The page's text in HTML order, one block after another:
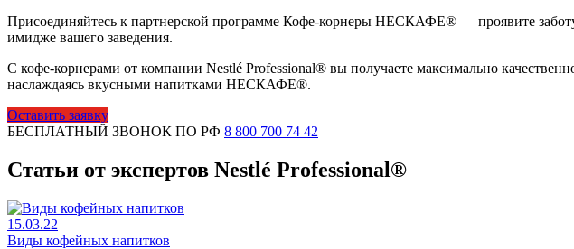
Присоединяйтесь к партнерской программе Кофе-корнеры НЕСКАФЕ® — проявите
имидже вашего заведения.
С кофе-корнерами от компании Nestlé Professional® вы получаете максимально
наслаждаясь вкусными напитками НЕСКАФЕ®.
Оставить заявку
БЕСПЛАТНЫЙ ЗВОНОК ПО РФ 8 800 700 74 42
Статьи от экспертов Nestlé Professional®
15.03.22
Виды кофейных напитков